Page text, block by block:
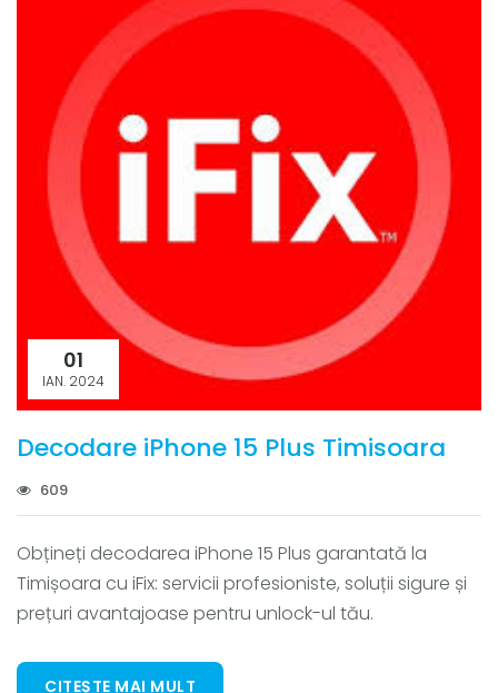
01
IAN. 2024
Decodare iPhone 15 Plus Timisoara
609
Obțineți decodarea iPhone 15 Plus garantată la
Timișoara cu iFix: servicii profesioniste, soluții sigure și
prețuri avantajoase pentru unlock-ul tău.
CITEȘTE MAI MULT